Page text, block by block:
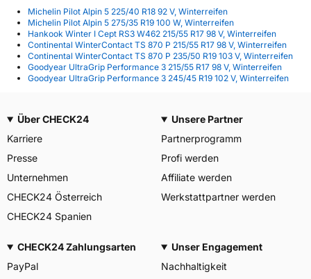
Michelin Pilot Alpin 5 225/40 R18 92 V, Winterreifen
Michelin Pilot Alpin 5 275/35 R19 100 W, Winterreifen
Hankook Winter I Cept RS3 W462 215/55 R17 98 V, Winterreifen
Continental WinterContact TS 870 P 215/55 R17 98 V, Winterreifen
Continental WinterContact TS 870 P 235/50 R19 103 V, Winterreifen
Goodyear UltraGrip Performance 3 215/55 R17 98 V, Winterreifen
Goodyear UltraGrip Performance 3 245/45 R19 102 V, Winterreifen
Über CHECK24
Karriere
Presse
Unternehmen
CHECK24 Österreich
CHECK24 Spanien
Unsere Partner
Partnerprogramm
Profi werden
Affiliate werden
Werkstattpartner werden
CHECK24 Zahlungsarten
PayPal
Unser Engagement
Nachhaltigkeit